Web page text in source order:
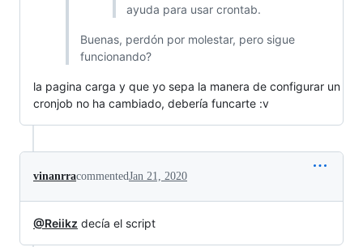
ayuda para usar crontab.
Buenas, perdón por molestar, pero sigue
funcionando?
la pagina carga y que yo sepa la manera de configurar un
cronjob no ha cambiado, debería funcarte :v
vinanrracommentedJan 21, 2020
@Reiikz decía el script